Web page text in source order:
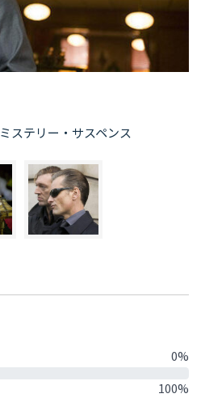
ミステリー・サスペンス
0%
100%